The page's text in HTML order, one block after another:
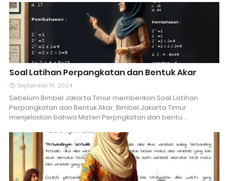
Soal Latihan Perpangkatan dan Bentuk Akar
September 16, 2024
Sebelum Bimbel Jakarta Timur memberikan Soal Latihan
Perpangkatan dan Bentuk Akar, Bimbel Jakarta Timur
menjelaskan bahwa Materi Perpngkatan dan bentu…